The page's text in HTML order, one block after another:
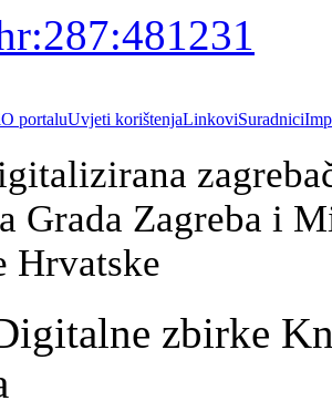
O portaluUvjeti korištenjaLinkoviSuradnici
Grada Zagreba i
Hrvatske
zbirke